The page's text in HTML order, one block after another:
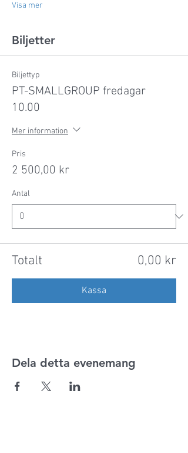
Visa mer
Biljetter
Biljettyp
PT-SMALLGROUP fredagar
10.00
Mer information
Pris
2 500,00 kr
Antal
Totalt 0,00 kr
Kassa
Dela detta evenemang